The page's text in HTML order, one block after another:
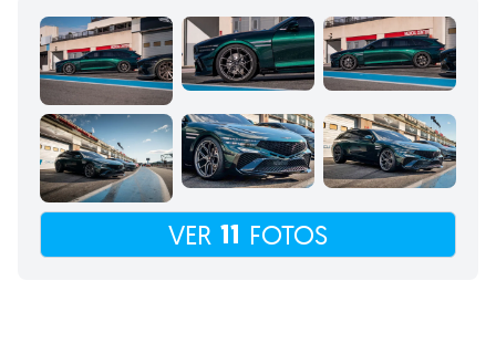
VER 11 FOTOS